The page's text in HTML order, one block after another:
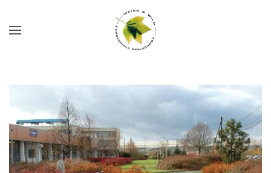
Skip to main content